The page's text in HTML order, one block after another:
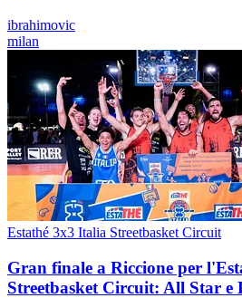
ibrahimovic
milan
Estathé 3x3 Italia Streetbasket Circuit
Gran finale a Riccione per
Streetbasket Circuit: All Star